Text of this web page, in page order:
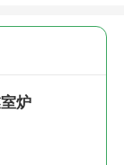
炉